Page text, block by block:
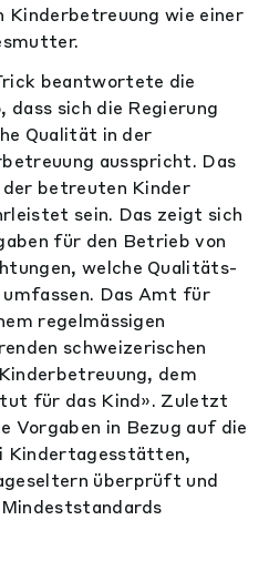
Kinderbetreuung wie einer
beantwortete die
dass sich die Regierung
Qualität in der
ausspricht. Das
betreuten Kinder
sein. Das zeigt sich
für den Betrieb von
welche Qualitäts-
Das Amt für
regelmässigen
schweizerischen
dem
für das Kind». Zuletzt
Vorgaben in Bezug auf die
Kindertagesstätten,
überprüft und